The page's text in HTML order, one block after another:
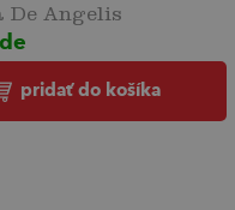
De Angelis
pridať do košíka